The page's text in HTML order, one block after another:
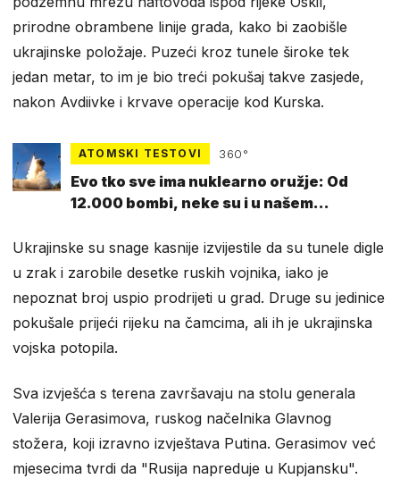
prirodne obrambene linije grada, kako bi zaobišle
ukrajinske položaje. Puzeći kroz tunele široke tek
jedan metar, to im je bio treći pokušaj takve zasjede,
nakon Avdiivke i krvave operacije kod Kurska.
ATOMSKI TESTOVI 360°
Evo tko sve ima nuklearno oružje: Od
12.000 bombi, neke su i u našem
Ukrajinske su snage kasnije izvijestile da su tunele digle
u zrak i zarobile desetke ruskih vojnika, iako je
nepoznat broj uspio prodrijeti u grad. Druge su jedinice
pokušale prijeći rijeku na čamcima, ali ih je ukrajinska
vojska potopila.
Sva izvješća s terena završavaju na stolu generala
Valerija Gerasimova, ruskog načelnika Glavnog
stožera, koji izravno izvještava Putina. Gerasimov već
mjesecima tvrdi da "Rusija napreduje u Kupjansku".